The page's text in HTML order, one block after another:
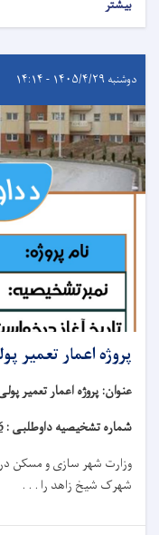
بیشتر
دوشنبه ۱۴۰۵/۴/۲۹ - ۱۴:۱۴
پروژه اعمار
عنوان:پروژه اعمار تعمیر
شماره تشخیصیه داوطلبی :
وزارت شهر سازی و مسکن در
شهرک شیخ زاهد را . . .